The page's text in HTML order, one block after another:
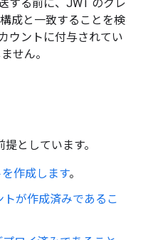
する前に、JWT のクレ
成と一致することを検
ウントに付与されてい
せん。
としています。
作成します。
が作成済みであるこ